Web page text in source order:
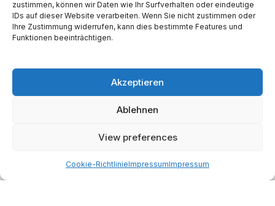
zustimmen, können wir Daten wie Ihr Surfverhalten oder eindeutige
IDs auf dieser Website verarbeiten. Wenn Sie nicht zustimmen oder
Ihre Zustimmung widerrufen, kann dies bestimmte Features und
Funktionen beeinträchtigen.
Akzeptieren
Ablehnen
View preferences
Cookie-RichtlinieImpressumImpressum
Alternative:
Kapital Prognosen